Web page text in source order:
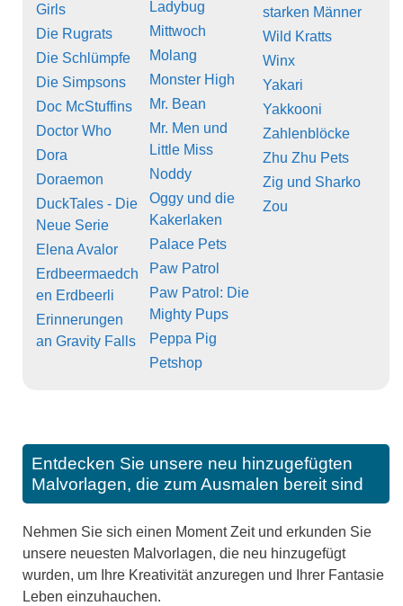
Girls
Die Rugrats
Die Schlümpfe
Die Simpsons
Doc McStuffins
Doctor Who
Dora
Doraemon
DuckTales - Die
Neue Serie
Elena Avalor
Erdbeermaedch
en Erdbeerli
Erinnerungen
an Gravity Falls
Ladybug
Mittwoch
Molang
Monster High
Mr. Bean
Mr. Men und
Little Miss
Noddy
Oggy und die
Kakerlaken
Palace Pets
Paw Patrol
Paw Patrol: Die
Mighty Pups
Peppa Pig
Petshop
starken Männer
Wild Kratts
Winx
Yakari
Yakkooni
Zahlenblöcke
Zhu Zhu Pets
Zig und Sharko
Zou
Entdecken Sie unsere neu hinzugefügten
Malvorlagen, die zum Ausmalen bereit sind
Nehmen Sie sich einen Moment Zeit und erkunden Sie
unsere neuesten Malvorlagen, die neu hinzugefügt
wurden, um Ihre Kreativität anzuregen und Ihrer Fantasie
Leben einzuhauchen.